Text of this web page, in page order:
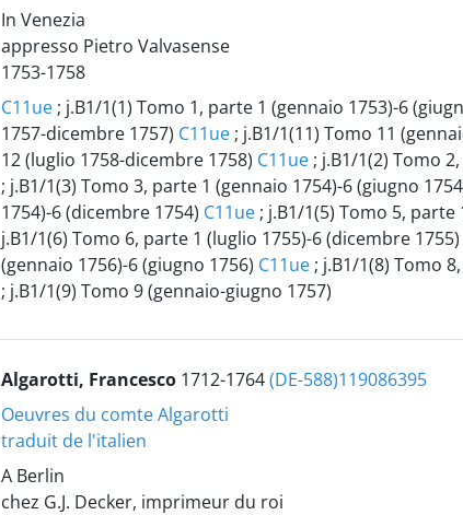
In Venezia
appresso Pietro Valvasense
1753-1758
C11ue; j.B1/1(1) Tomo 1, parte 1 (gennaio 1753)-6
1757-dicembre 1757) C11ue; j.B1/1(11) Tomo 11
12 (luglio 1758-dicembre 1758) C11ue; j.B1/1(2) Tomo
; j.B1/1(3) Tomo 3, parte 1 (gennaio 1754)-6 (giugno
1754)-6 (dicembre 1754) C11ue; j.B1/1(5) Tomo 5, parte
j.B1/1(6) Tomo 6, parte 1 (luglio 1755)-6 (dicembre
(gennaio 1756)-6 (giugno 1756) C11ue; j.B1/1(8) Tomo
; j.B1/1(9) Tomo 9 (gennaio-giugno 1757)
Algarotti, Francesco1712-1764(DE-588)119086395
Oeuvres du comte Algarotti
traduit de l'italien
A Berlin
chez G.J. Decker, imprimeur du roi